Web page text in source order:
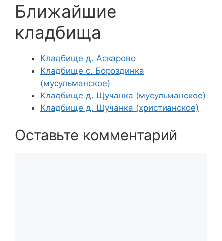
Ближайшие
кладбища
Кладбище д. Аскарово
Кладбище с. Бороздинка
(мусульманское)
Кладбище д. Щучанка (мусульманское)
Кладбище д. Щучанка (христианское)
Оставьте комментарий